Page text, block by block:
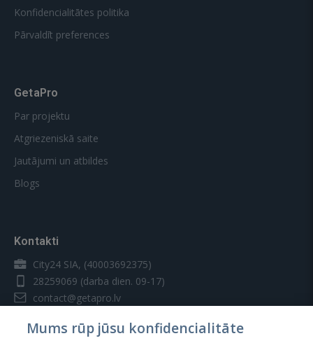
Konfidencialitātes politika
Pārvaldīt preferences
GetaPro
Par projektu
Atgriezeniskā saite
Jautājumi un atbildes
Blogs
Kontakti
City24 SIA, (40003692375)
28259069 (darba dien. 09-17)
contact@getapro.lv
Mums rūp jūsu konfidencialitāte